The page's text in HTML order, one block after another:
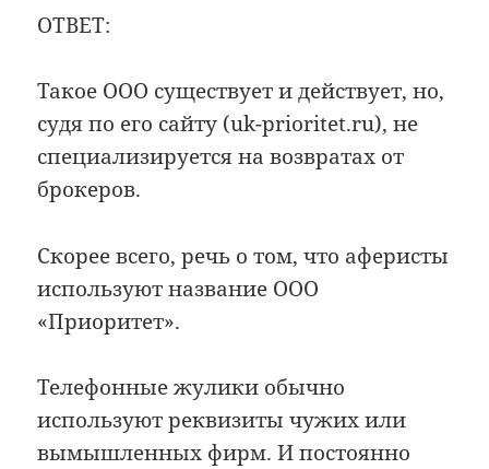
ОТВЕТ:
Такое ООО существует и действует, но,
судя по его сайту (uk-prioritet.ru), не
специализируется на возвратах от
брокеров.
Скорее всего, речь о том, что аферисты
используют название ООО
«Приоритет».
Телефонные жулики обычно
используют реквизиты чужих или
вымышленных фирм. И постоянно